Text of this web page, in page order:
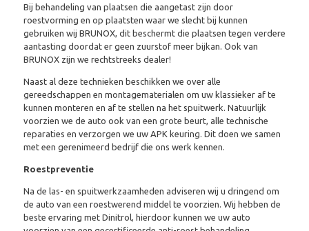
Bij behandeling van plaatsen die aangetast zijn door
roestvorming en op plaatsten waar we slecht bij kunnen
gebruiken wij BRUNOX, dit beschermt die plaatsen tegen verdere
aantasting doordat er geen zuurstof meer bijkan. Ook van
BRUNOX zijn we rechtstreeks dealer!
Naast al deze technieken beschikken we over alle
gereedschappen en montagematerialen om uw klassieker af te
kunnen monteren en af te stellen na het spuitwerk. Natuurlijk
voorzien we de auto ook van een grote beurt, alle technische
reparaties en verzorgen we uw APK keuring. Dit doen we samen
met een gerenimeerd bedrijf die ons werk kennen.
Roestpreventie
Na de las- en spuitwerkzaamheden adviseren wij u dringend om
de auto van een roestwerend middel te voorzien. Wij hebben de
beste ervaring met Dinitrol, hierdoor kunnen we uw auto